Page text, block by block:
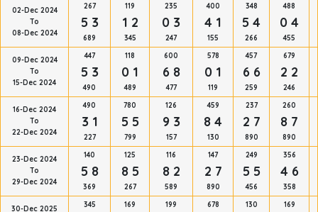
02-Dec 2024
To
08-Dec 2024
267
5 3
689
119
1 2
345
235
0 3
247
400
4 1
155
348
5 4
266
488
0 4
455
09-Dec 2024
To
15-Dec 2024
447
5 3
490
118
0 1
489
600
6 8
477
578
0 1
119
457
6 6
259
679
2 2
246
16-Dec 2024
To
22-Dec 2024
490
3 1
227
780
5 5
799
126
9 3
157
459
8 4
130
237
2 7
890
260
8 7
890
23-Dec 2024
To
29-Dec 2024
140
5 8
369
125
8 5
267
116
8 2
589
147
2 7
890
249
5 5
456
356
4 6
358
30-Dec 2025
345 169 199 678 130 169